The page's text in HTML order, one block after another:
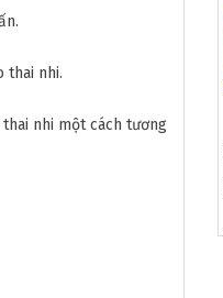
thai nhi.
nhi một cách tương